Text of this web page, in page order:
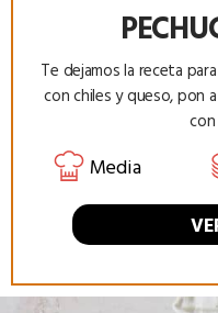
Te dejamos la receta
con chiles y queso, pon
Media